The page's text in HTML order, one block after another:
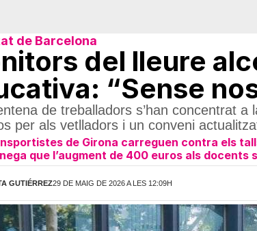
de Barcelona
del lleure
“Sense
de treballadors s’han concentrat
per als vetlladors i un conveni
de Girona carreguen contra els
que l’augment de 400 euros als docents
GUTIÉRREZ29 DE MAIG DE 2026 A LES 12:09H